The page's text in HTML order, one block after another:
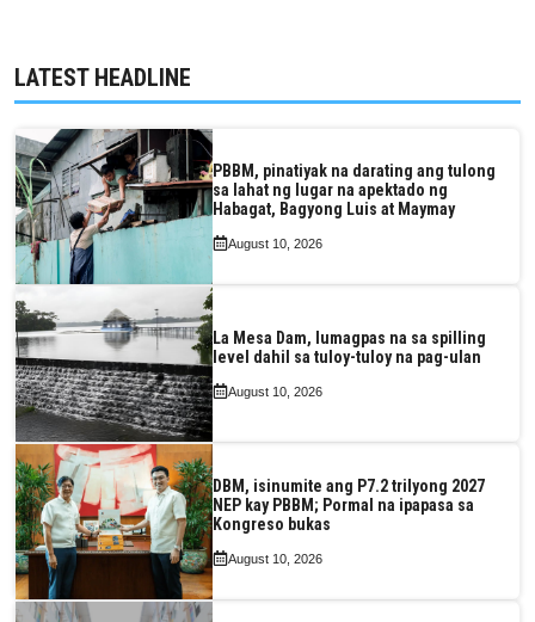
LATEST HEADLINE
PBBM, pinatiyak na darating ang tulong
sa lahat ng lugar na apektado ng
Habagat, Bagyong Luis at Maymay
August 10, 2026
La Mesa Dam, lumagpas na sa spilling
level dahil sa tuloy-tuloy na pag-ulan
August 10, 2026
DBM, isinumite ang P7.2 trilyong 2027
NEP kay PBBM; Pormal na ipapasa sa
Kongreso bukas
August 10, 2026